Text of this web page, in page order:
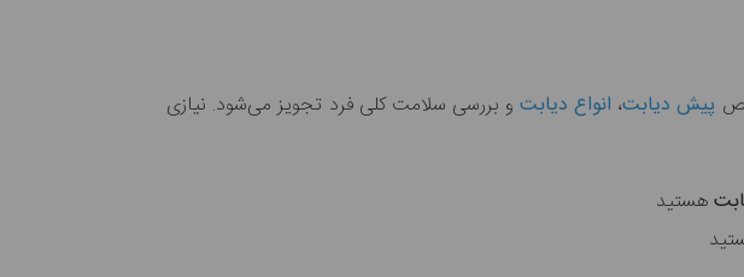
پیش دیابت، انواع دیابت و بررسی سلامت کلی فرد تجویز می‌شود. نیازی
هستید